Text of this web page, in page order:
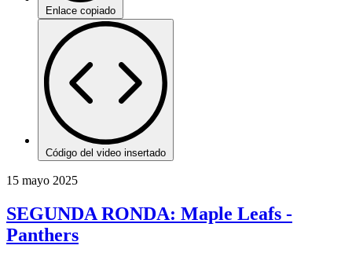
Enlace copiado
Código del video insertado
15 mayo 2025
SEGUNDA RONDA: Maple Leafs -
Panthers